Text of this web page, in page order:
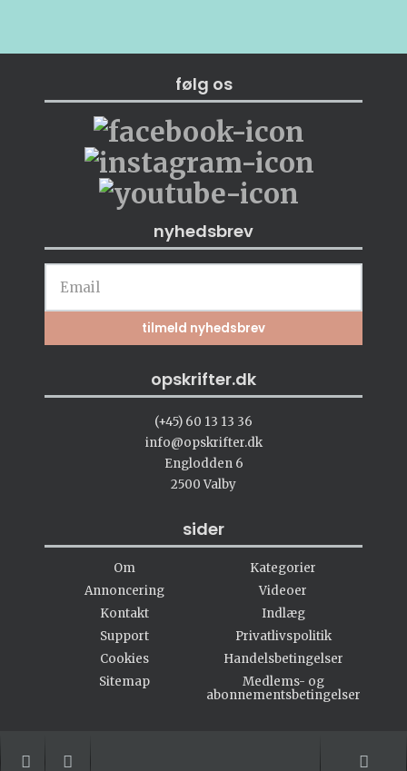
følg os
nyhedsbrev
opskrifter.dk
(+45) 60 13 13 36
info@opskrifter.dk
Englodden 6
2500 Valby
sider
Om
Annoncering
Kontakt
Support
Cookies
Sitemap
Kategorier
Videoer
Indlæg
Privatlivspolitik
Handelsbetingelser
Medlems- og
abonnementsbetingelser